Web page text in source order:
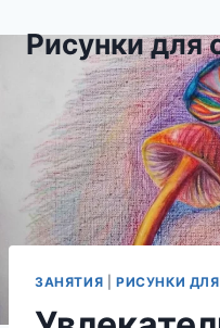
содержимому
Рисунки для
ЗАНЯТИЯ РИСУНКИ